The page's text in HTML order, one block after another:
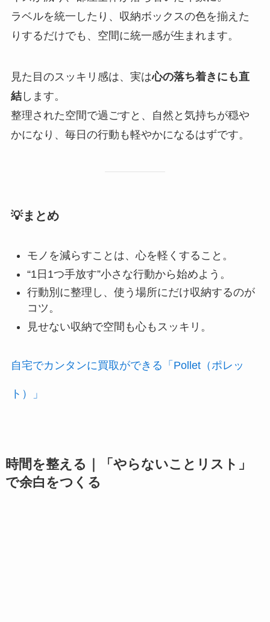
ラベルを統一したり、収納ボックスの色を揃えた
りするだけでも、空間に統一感が生まれます。
見た目のスッキリ感は、実は心の落ち着きにも直
結します。
整理された空間で過ごすと、自然と気持ちが穏や
かになり、毎日の行動も軽やかになるはずです。
💡まとめ
モノを減らすことは、心を軽くすること。
“1日1つ手放す”小さな行動から始めよう。
行動別に整理し、使う場所にだけ収納するのが
コツ。
見せない収納で空間も心もスッキリ。
自宅でカンタンに買取ができる「Pollet（ポレッ
ト）」
時間を整える｜「やらないことリスト」
で余白をつくる